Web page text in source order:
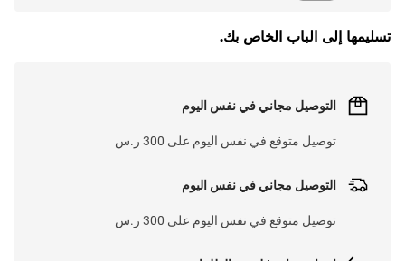
تسليمها إلى الباب الخاص بك.
التوصيل مجاني في نفس اليوم
توصيل متوقع في نفس اليوم على 300 ر.س
التوصيل مجاني في نفس اليوم
توصيل متوقع في نفس اليوم على 300 ر.س